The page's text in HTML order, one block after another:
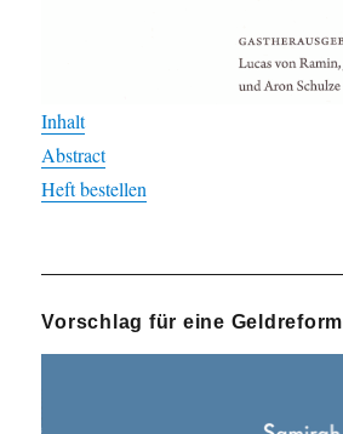
Inhalt
Abstract
Heft bestellen
Vorschlag für eine Geldreform